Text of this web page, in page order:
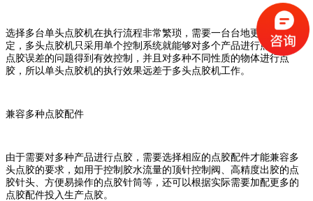
选择多台单头点胶机在执行流程非常繁琐，需要一台台地更换参数设
定，多头点胶机只采用单个控制系统就能够对多个产品进行点胶，使
点胶误差的问题得到有效控制，并且对多种不同性质的物体进行点
胶，所以单头点胶机的执行效果远差于多头点胶机工作。
兼容多种点胶配件
由于需要对多种产品进行点胶，需要选择相应的点胶配件才能兼容多
头点胶的要求，如用于控制胶水流量的顶针控制阀、高精度出胶的点
胶针头、方便易操作的点胶针筒等，还可以根据实际需要加配更多的
点胶配件投入生产点胶。